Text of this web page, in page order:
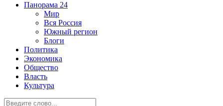
Панорама 24
Мир
Вся Россия
Южный регион
Блоги
Политика
Экономика
Общество
Власть
Культура